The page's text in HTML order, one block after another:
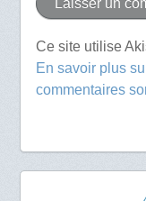
Ce site utilise
En savoir plus
commentaires